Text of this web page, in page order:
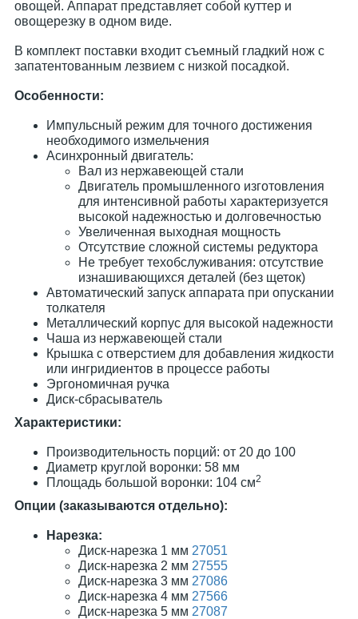
овощей. Аппарат представляет собой куттер и
овощерезку в одном виде.
В комплект поставки входит съемный гладкий нож с
запатентованным лезвием с низкой посадкой.
Особенности:
Импульсный режим для точного достижения
необходимого измельчения
Асинхронный двигатель:
Вал из нержавеющей стали
Двигатель промышленного изготовления
для интенсивной работы характеризуется
высокой надежностью и долговечностью
Увеличенная выходная мощность
Отсутствие сложной системы редуктора
Не требует техобслуживания: отсутствие
изнашивающихся деталей (без щеток)
Автоматический запуск аппарата при опускании
толкателя
Металлический корпус для высокой надежности
Чаша из нержавеющей стали
Крышка с отверстием для добавления жидкости
или ингридиентов в процессе работы
Эргономичная ручка
Диск-сбрасыватель
Характеристики:
Производительность порций: от 20 до 100
Диаметр круглой воронки: 58 мм
Площадь большой воронки: 104 см2
Опции (заказываются отдельно):
Нарезка:
Диск-нарезка 1 мм 27051
Диск-нарезка 2 мм 27555
Диск-нарезка 3 мм 27086
Диск-нарезка 4 мм 27566
Диск-нарезка 5 мм 27087